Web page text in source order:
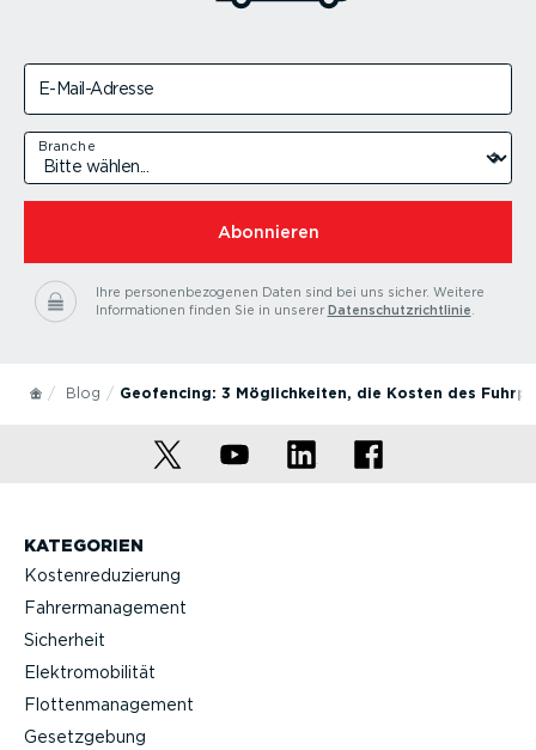
E-Mail-Adresse
Branche
Abonnieren
Ihre personenbezogenen Daten sind bei uns sicher. Weitere
Informationen finden Sie in unserer Datenschutzrichtlinie.
Blog Geofencing: 3 Möglichkeiten, die Kosten des
KATEGORIEN
Kostenreduzierung
Fahrermanagement
Sicherheit
Elektromobilität
Flottenmanagement
Gesetzgebung